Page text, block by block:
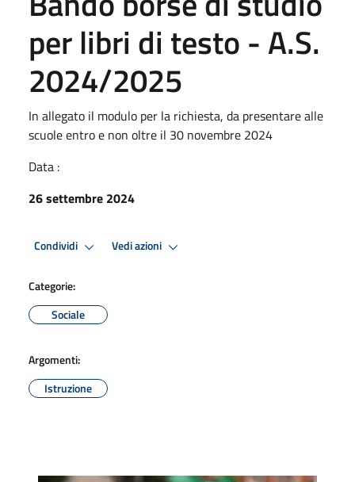
per libri di testo - A.S.
2024/2025
In allegato il modulo per la richiesta, da presentare alle
scuole entro e non oltre il 30 novembre 2024
Data :
26 settembre 2024
Condividi Vedi azioni
Categorie:
Sociale
Argomenti:
Istruzione